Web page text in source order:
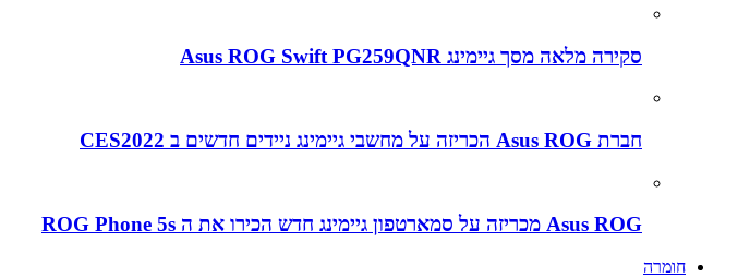
סקירה מלאה מסך גיימינג Asus ROG Swift PG259QNR
חברת Asus ROG הכריזה על מחשבי גיימינג ניידים חדשים ב CES2022
Asus ROG מכריזה על סמארטפון גיימינג חדש הכירו את ה ROG Phone 5s
חומרה